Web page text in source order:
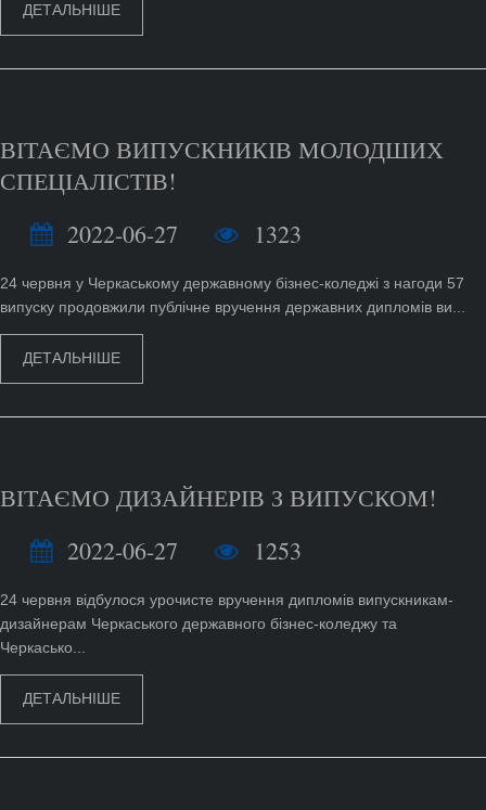
ДЕТАЛЬНІШЕ
ВІТАЄМО ВИПУСКНИКІВ МОЛОДШИХ
СПЕЦІАЛІСТІВ!
2022-06-27
1323
24 червня у Черкаському державному бізнес-коледжі з нагоди 57
випуску продовжили публічне вручення державних дипломів ви...
ДЕТАЛЬНІШЕ
ВІТАЄМО ДИЗАЙНЕРІВ З ВИПУСКОМ!
2022-06-27
1253
24 червня відбулося урочисте вручення дипломів випускникам-
дизайнерам Черкаського державного бізнес-коледжу та
Черкасько...
ДЕТАЛЬНІШЕ